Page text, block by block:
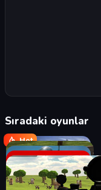
Sıradaki oyunlar
Hot